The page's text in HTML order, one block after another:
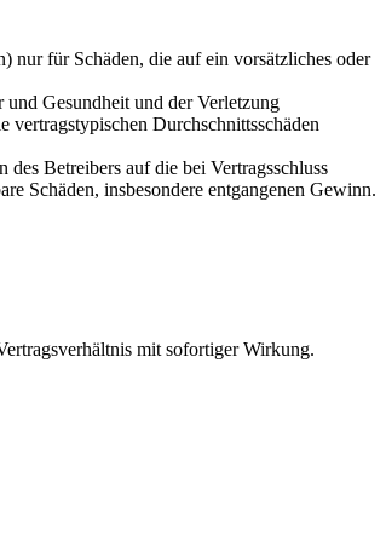
nur für Schäden, die auf ein vorsätzliches oder
Gesundheit und der Verletzung
vertragstypischen Durchschnittsschäden
Betreibers auf die bei Vertragsschluss
Schäden, insbesondere entgangenen Gewinn.
mit sofortiger Wirkung.